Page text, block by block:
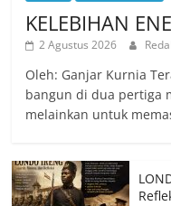
KELEBIHAN
2 Agustus 2026
Oleh: Ganjar Kurnia
bangun di dua pertiga
melainkan untuk